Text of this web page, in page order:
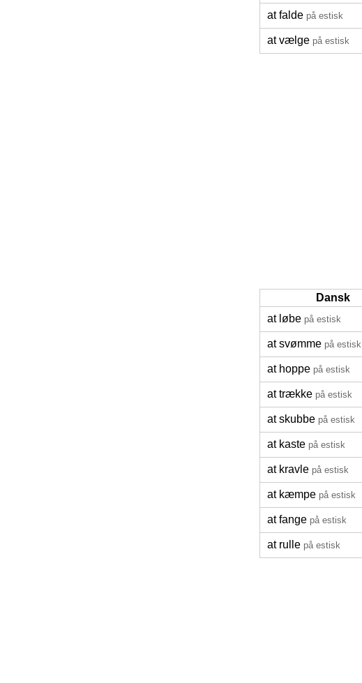
at falde på estisk
at vælge på estisk
Dansk
at løbe på estisk
at svømme på estisk
at hoppe på estisk
at trække på estisk
at skubbe på estisk
at kaste på estisk
at kravle på estisk
at kæmpe på estisk
at fange på estisk
at rulle på estisk